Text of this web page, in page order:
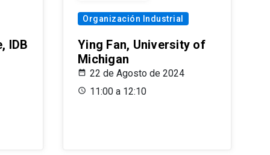
IDB
Organización Industrial
Ying Fan, University of
Michigan
22 de Agosto de 2024
11:00 a 12:10